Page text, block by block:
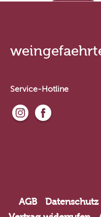
Service-Hotline
AGB Datenschutz